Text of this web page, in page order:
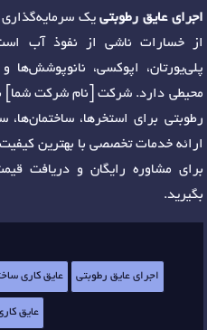
اجرای عایق رطوبتییک سرمایه‌گذاری
از خسارات ناشی از نفوذ آب
پلی‌یورتان، اپوکسی،
محیطی دارد. شرکت [نام شرکت شما]
رطوبتی برای استخرها،
ارائه خدمات تخصصی با بهترین
برای مشاوره رایگان و دریافت
بگیرید.
اجرای عایق رطوبتی عایق کاری
عایق